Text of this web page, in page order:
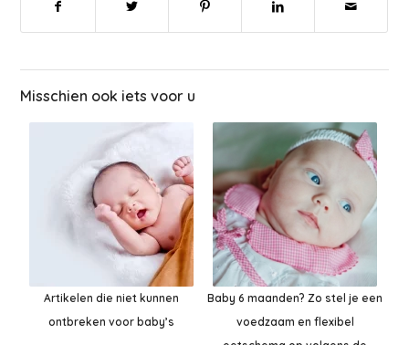
Misschien ook iets voor u
Artikelen die niet kunnen
ontbreken voor baby’s
Baby 6 maanden? Zo stel je een
voedzaam en flexibel